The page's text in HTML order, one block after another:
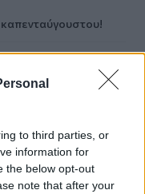
to third parties, or
information for
the below opt-out
note that after your
Υπηρέτησε την
στη λεωφόρο
να τη